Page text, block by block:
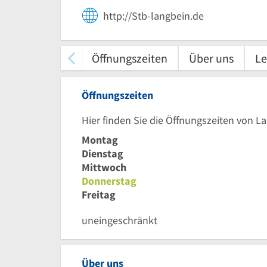
http://Stb-langbein.de
Öffnungszeiten Über uns
Öffnungszeiten
Hier finden Sie die Öffnungszeiten von
Montag
Dienstag
Mittwoch
Donnerstag
Freitag
uneingeschränkt
Über uns